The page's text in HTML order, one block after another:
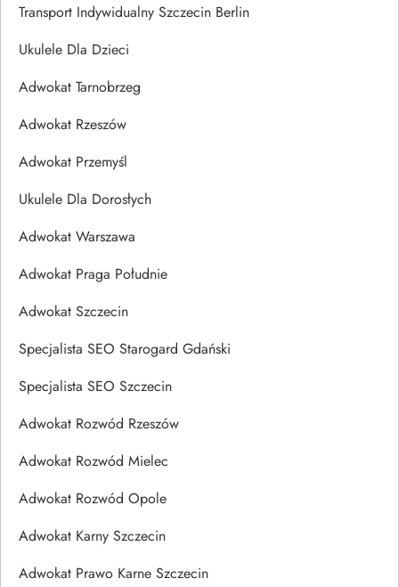
Transport Indywidualny Szczecin Berlin
Ukulele Dla Dzieci
Adwokat Tarnobrzeg
Adwokat Rzeszów
Adwokat Przemyśl
Ukulele Dla Dorosłych
Adwokat Warszawa
Adwokat Praga Południe
Adwokat Szczecin
Specjalista SEO Starogard Gdański
Specjalista SEO Szczecin
Adwokat Rozwód Rzeszów
Adwokat Rozwód Mielec
Adwokat Rozwód Opole
Adwokat Karny Szczecin
Adwokat Prawo Karne Szczecin